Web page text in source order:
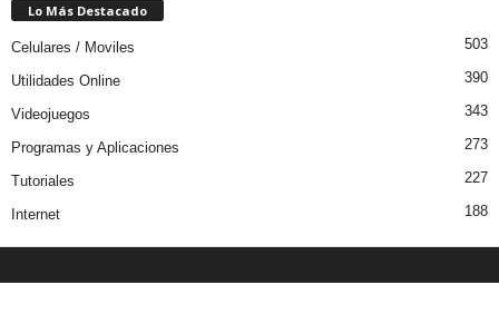
Lo Más Destacado
Celulares / Moviles 503
Utilidades Online 390
Videojuegos 343
Programas y Aplicaciones 273
Tutoriales 227
Internet 188